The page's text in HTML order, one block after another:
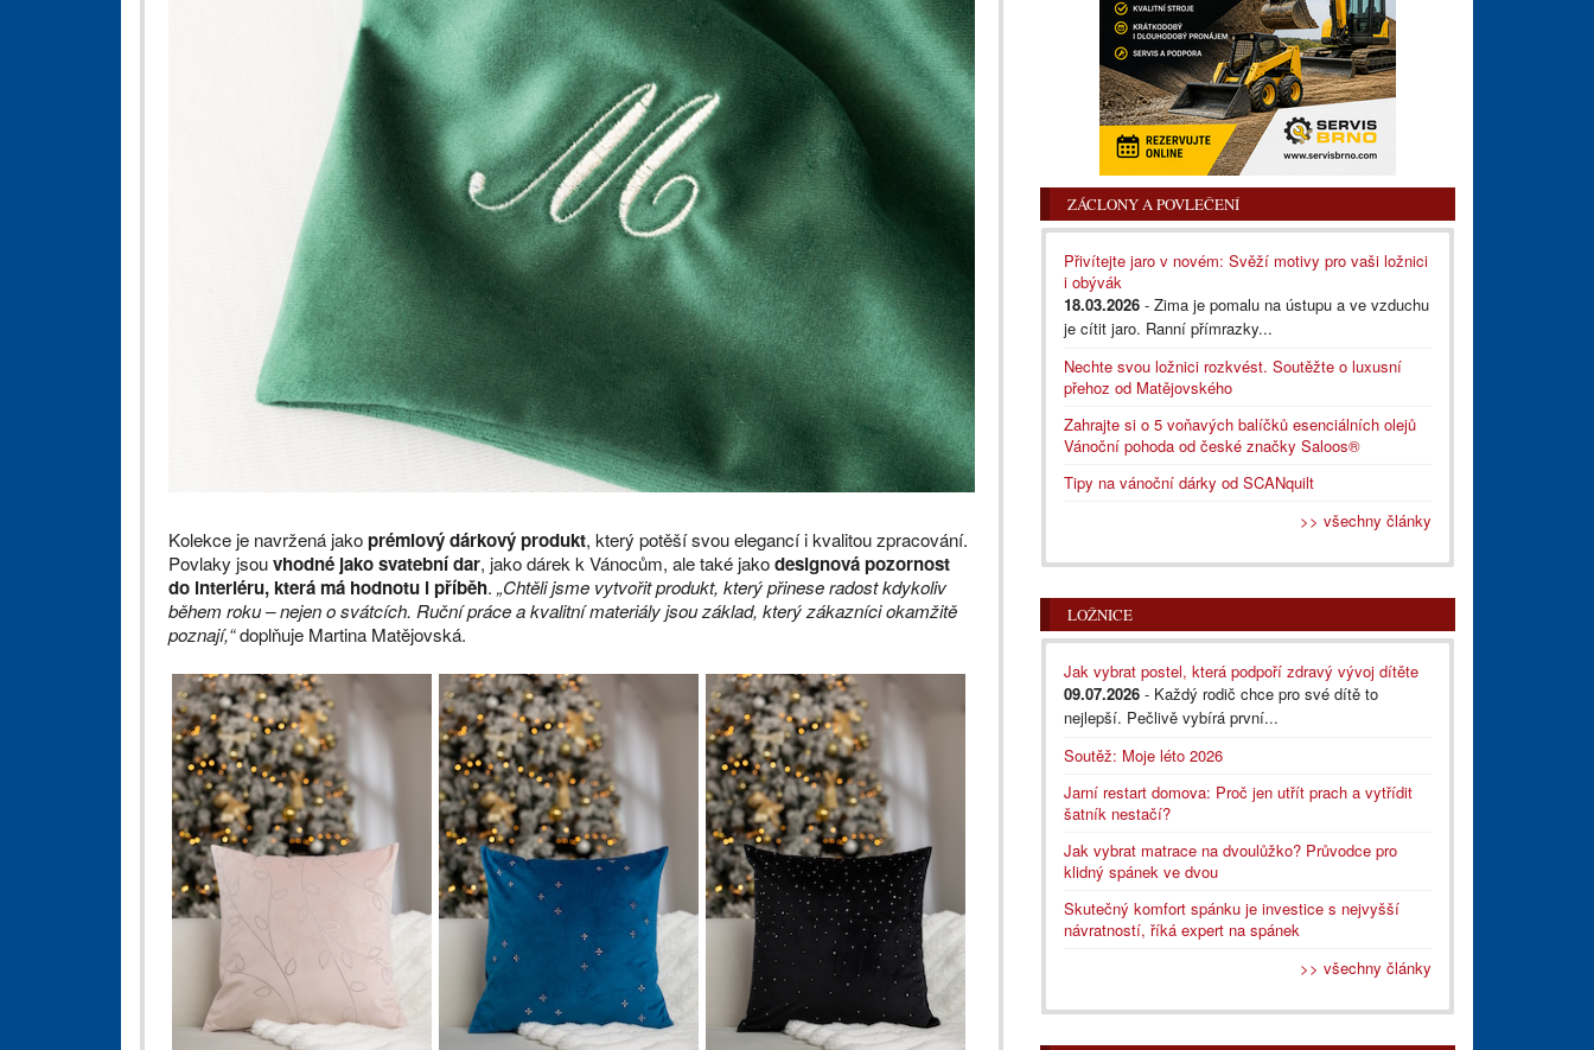
Kolekce je navržená jakoprémiový dárkový produkt, který potěší svou elegancí i kvalitou zpracování.
Povlaky jsouvhodné jako svatební dar, jako dárek k Vánocům, ale také jakodesignová pozornost
do interiéru, která má hodnotu i příběh. „Chtěli jsme vytvořit produkt, který přinese radost kdykoliv
během roku – nejen o svátcích. Ruční práce a kvalitní materiály jsou základ, který zákazníci okamžitě
poznají,“doplňuje Martina Matějovská.
ZÁCLONY A POVLEČENÍ
Přivítejte jaro v novém: Svěží motivy pro vaši ložnici
i obývák
18.03.2026 - Zima je pomalu na ústupu a ve vzduchu
je cítit jaro. Ranní přímrazky...
Nechte svou ložnici rozkvést. Soutěžte o luxusní
přehoz od Matějovského
Zahrajte si o 5 voňavých balíčků esenciálních olejů
Vánoční pohoda od české značky Saloos®
Tipy na vánoční dárky od SCANquilt
>> všechny články
LOŽNICE
Jak vybrat postel, která podpoří zdravý vývoj dítěte
09.07.2026 - Každý rodič chce pro své dítě to
nejlepší. Pečlivě vybírá první...
Soutěž: Moje léto 2026
Jarní restart domova: Proč jen utřít prach a vytřídit
šatník nestačí?
Jak vybrat matrace na dvoulůžko? Průvodce pro
klidný spánek ve dvou
Skutečný komfort spánku je investice s nejvyšší
návratností, říká expert na spánek
>> všechny články